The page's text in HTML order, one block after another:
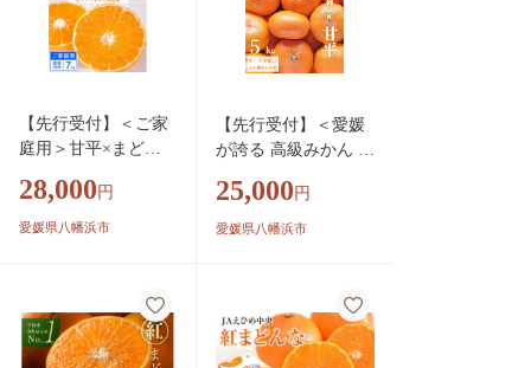
柑橘類 あいか かんき
つ 愛媛果試第28号 愛
果28号 常温 国産 愛
【先行受付】＜ご家
庭用＞甘平×まどん
ス」と同品種 愛媛果
試48＜F25-319＞【17
28,000 円
愛媛県八幡浜市
【先行受付】＜愛媛
が誇る 高級みかん 希
(かんぺい) 5kg＜F20-
59＞【1620338】 YW
25,000 円
愛媛県八幡浜市